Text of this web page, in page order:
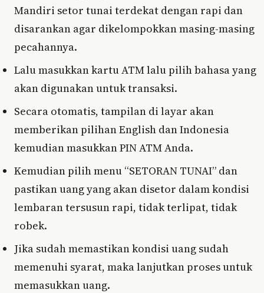
Mandiri setor tunai terdekat dengan rapi dan
disarankan agar dikelompokkan masing-masing
pecahannya.
Lalu masukkan kartu ATM lalu pilih bahasa yang
akan digunakan untuk transaksi.
Secara otomatis, tampilan di layar akan
memberikan pilihan English dan Indonesia
kemudian masukkan PIN ATM Anda.
Kemudian pilih menu “SETORAN TUNAI” dan
pastikan uang yang akan disetor dalam kondisi
lembaran tersusun rapi, tidak terlipat, tidak
robek.
Jika sudah memastikan kondisi uang sudah
memenuhi syarat, maka lanjutkan proses untuk
memasukkan uang.